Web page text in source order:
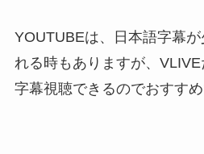
YOUTUBEは、日本語字幕
れる時もありますが、
字幕視聴できるのでおすすめ